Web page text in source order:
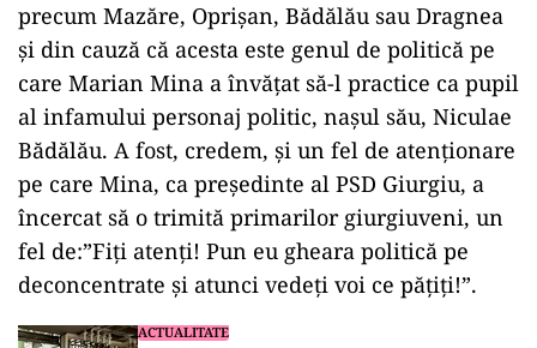
precum Mazăre, Oprișan, Bădălău sau Dragnea
și din cauză că acesta este genul de politică pe
care Marian Mina a învățat să-l practice ca pupil
al infamului personaj politic, nașul său, Niculae
Bădălău. A fost, credem, și un fel de atenționare
pe care Mina, ca președinte al PSD Giurgiu, a
încercat să o trimită primarilor giurgiuveni, un
fel de:”Fiți atenți! Pun eu gheara politică pe
deconcentrate și atunci vedeți voi ce pățiți!”.
ACTUALITATE